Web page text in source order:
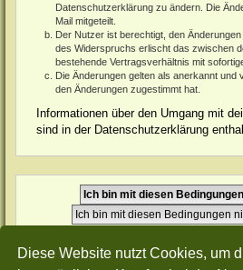
Diese Website nutzt Cookies, um
Datenschutzerklärung zu ändern. Die
Mail mitgeteilt.
Der Nutzer ist berechtigt, den
des Widerspruchs erlischt das zwischen
bestehende Vertragsverhältnis mit
Die Änderungen gelten als anerkannt und
den Änderungen zugestimmt hat.
Informationen über den Umgang mit
sind in der Datenschutzerklärung
Sudden-Strike-Maps.de Hauptseite